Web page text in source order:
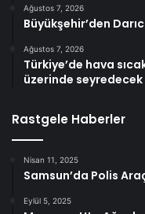
Ağustos 7, 2026
Büyükşehir’den
Ağustos 7, 2026
Türkiye’de hava
üzerinde seyredecek
Rastgele Haberler
Nisan 11, 2025
Samsun’da Polis
Eylül 5, 2025